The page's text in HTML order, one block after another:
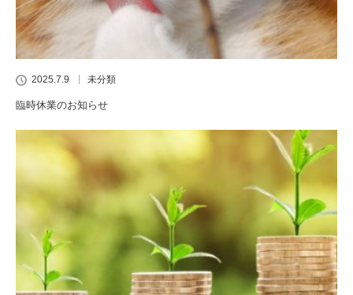
2025.7.9 未分類
臨時休業のお知らせ